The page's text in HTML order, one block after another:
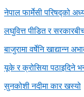
नेपाल फार्मेसी परिषद्को
लघुवित्त पीडित र
बाजुरामा वर्षेनि खाद्यान्न
यूके र क्रोसिया पठाइदिने
सुनकोशी नदीमा कार खस्यो